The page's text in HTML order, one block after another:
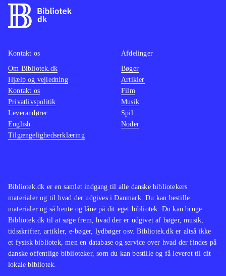
Bibliotek.dk er en samlet indgang til alle danske bibliotekers
materialer og til hvad der udgives i Danmark. Du kan bestille
materialer og så hente og låne på dit eget bibliotek. Du kan bruge
Bibliotek.dk til at søge frem, hvad der er udgivet af bøger, musik,
tidsskrifter, artikler, e-bøger, lydbøger osv. Bibliotek.dk er altså ikke
et fysisk bibliotek, men en database og service over hvad der findes på
danske offentlige biblioteker, som du kan bestille og få leveret til dit
lokale bibliotek.
Kontakt os
Om Bibliotek.dk
Hjælp og vejledning
Kontakt os
Privatlivspolitik
Leverandører
English
Tilgængelighedserklæring
Afdelinger
Bøger
Artikler
Film
Musik
Spil
Noder